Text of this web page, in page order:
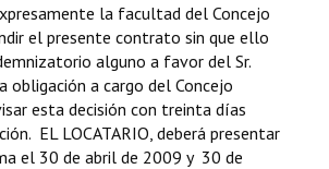
la facultad del Concejo
el presente contrato sin que ello
alguno a favor del Sr.
obligación a cargo del Concejo
esta decisión con treinta días
EL LOCATARIO, deberá presentar
el 30 de abril de 2009 y 30 de